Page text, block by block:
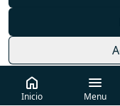
© 2026 EzyRoller
Inicio Menu